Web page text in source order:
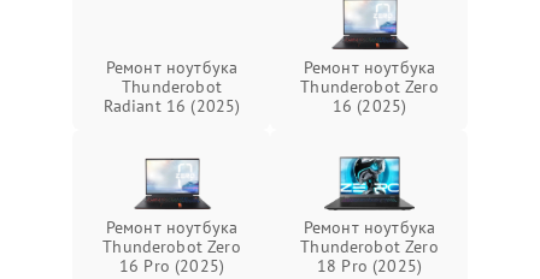
Ремонт ноутбука
Thunderobot
Radiant 16 (2025)
Ремонт ноутбука
Thunderobot Zero
16 (2025)
Ремонт ноутбука
Thunderobot Zero
16 Pro (2025)
Ремонт ноутбука
Thunderobot Zero
18 Pro (2025)